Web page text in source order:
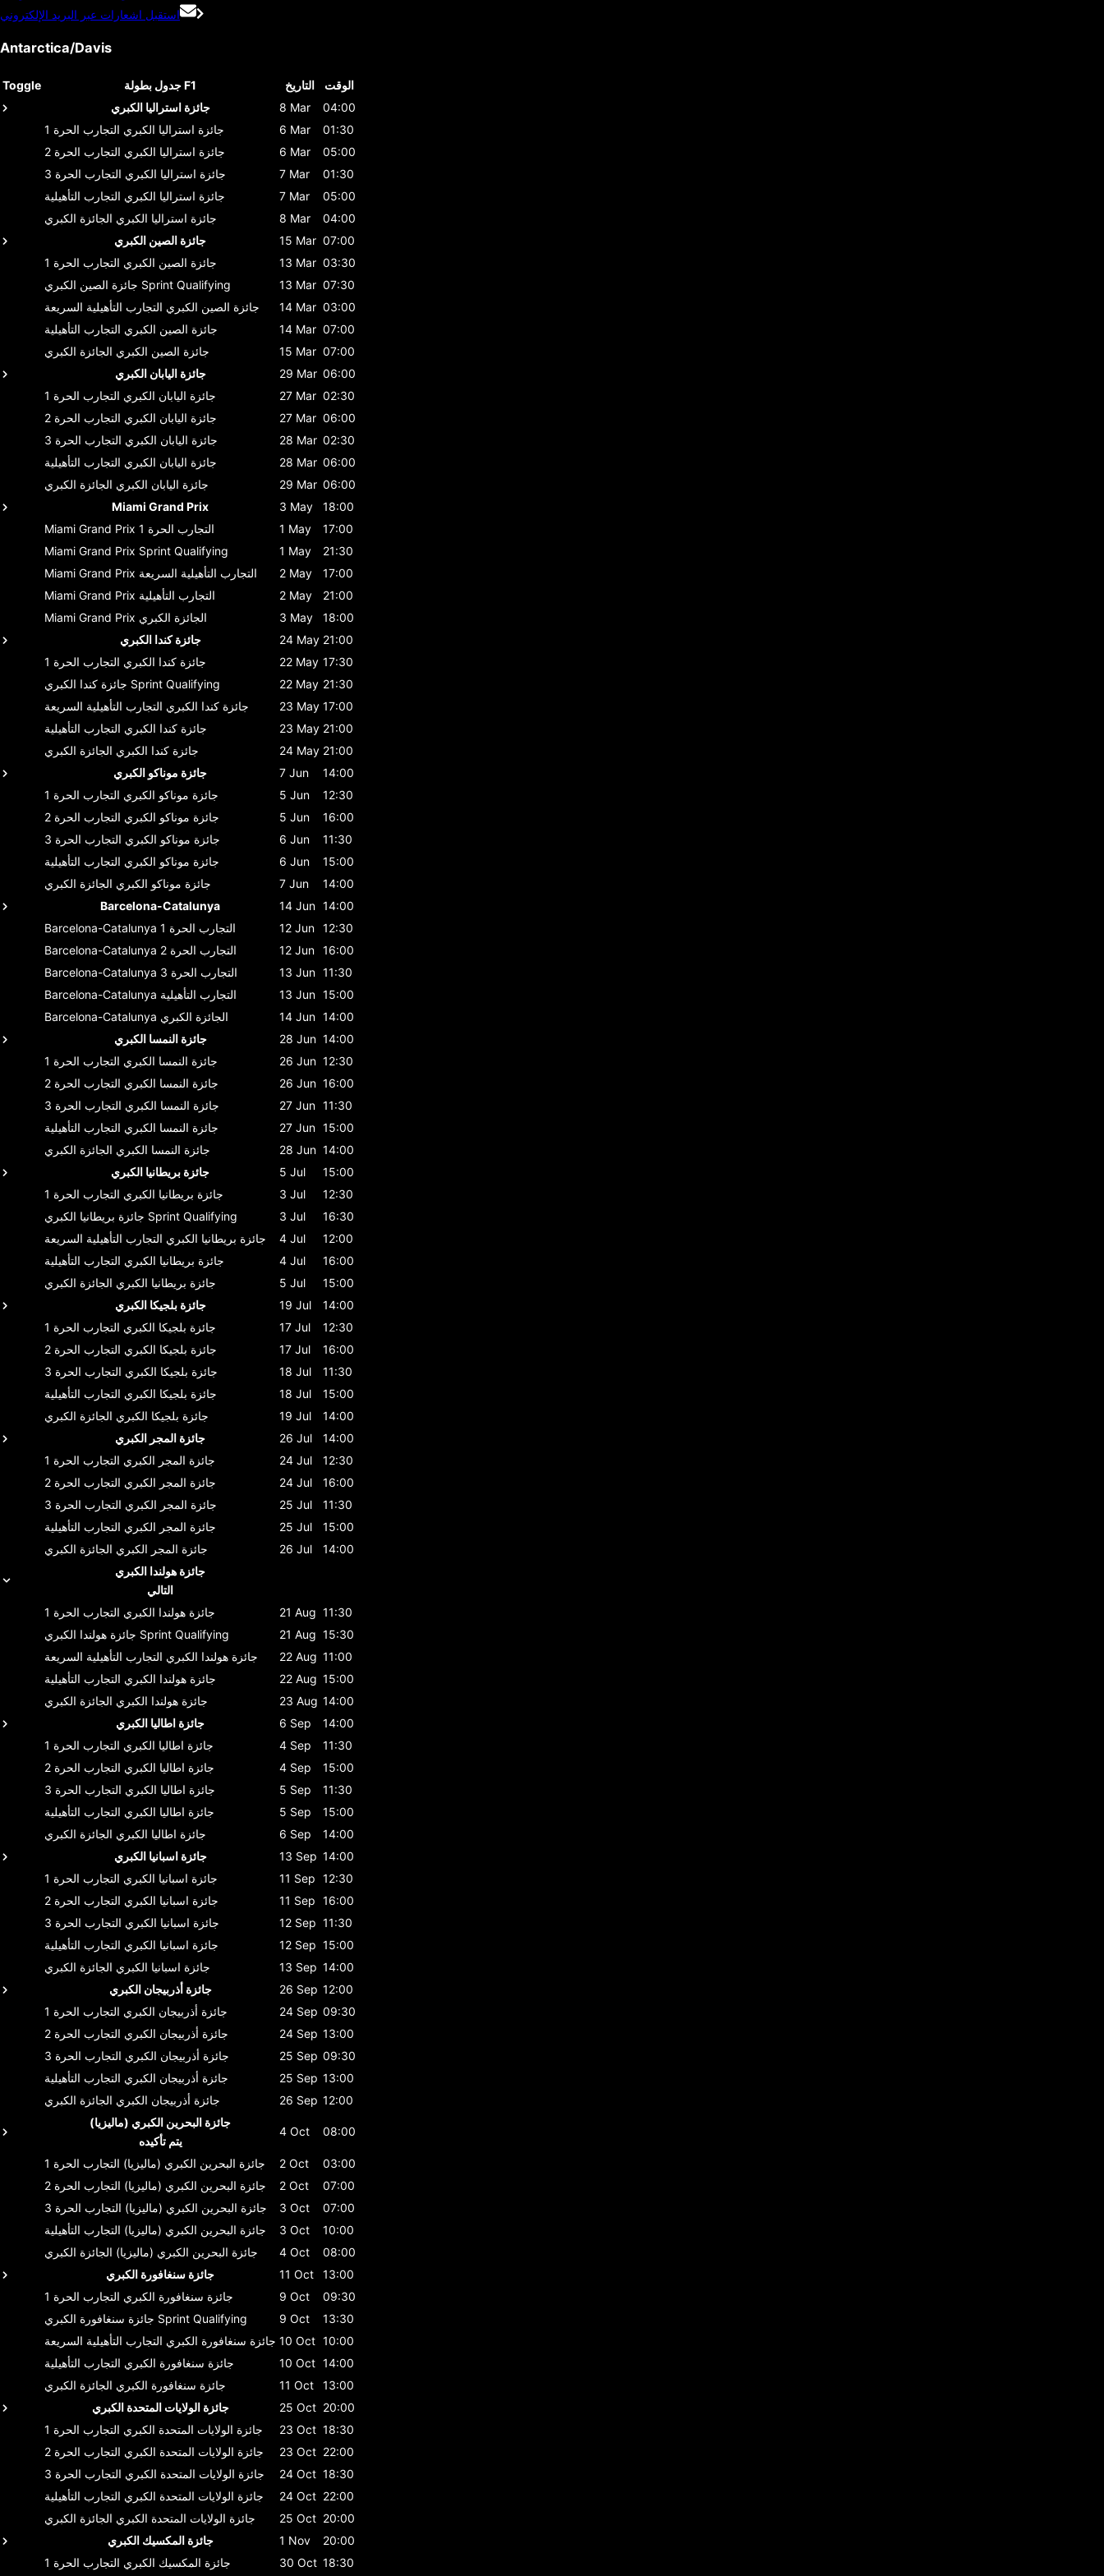
استقبل اشعارات عبر البريد الإلكتروني
Antarctica/Davis
Toggle جدول بطولة F1 التاريخ
الوقت
جائزة استراليا الكبري
8 Mar
04:00
جائزة استراليا الكبري التجارب الحرة 1 6 Mar
01:30
جائزة استراليا الكبري التجارب الحرة 2 6 Mar
05:00
جائزة استراليا الكبري التجارب الحرة 3 7 Mar
01:30
جائزة استراليا الكبري التجارب التأهيلية 7 Mar
05:00
جائزة استراليا الكبري الجائزة الكبري 8 Mar
04:00
جائزة الصين الكبري
15 Mar 07:00
جائزة الصين الكبري التجارب الحرة 1 13 Mar 03:30
جائزة الصين الكبري Sprint Qualifying 13 Mar 07:30
جائزة الصين الكبري التجارب التأهيلية السريعة 14 Mar 03:00
جائزة الصين الكبري التجارب التأهيلية 14 Mar 07:00
جائزة الصين الكبري الجائزة الكبري 15 Mar 07:00
جائزة اليابان الكبري
29 Mar 06:00
جائزة اليابان الكبري التجارب الحرة 1 27 Mar 02:30
جائزة اليابان الكبري التجارب الحرة 2 27 Mar 06:00
جائزة اليابان الكبري التجارب الحرة 3 28 Mar 02:30
جائزة اليابان الكبري التجارب التأهيلية 28 Mar 06:00
جائزة اليابان الكبري الجائزة الكبري 29 Mar 06:00
Miami Grand Prix
3 May
18:00
Miami Grand Prix
التجارب الحرة 1 1 May
17:00
Miami Grand Prix Sprint Qualifying 1 May
21:30
Miami Grand Prix التجارب التأهيلية السريعة 2 May
17:00
Miami Grand Prix التجارب التأهيلية 2 May
21:00
Miami Grand Prix الجائزة الكبري 3 May
18:00
جائزة كندا الكبري
24 May 21:00
جائزة كندا الكبري التجارب الحرة 1 22 May 17:30
جائزة كندا الكبري Sprint Qualifying 22 May 21:30
جائزة كندا الكبري التجارب التأهيلية السريعة 23 May 17:00
جائزة كندا الكبري التجارب التأهيلية 23 May 21:00
جائزة كندا الكبري الجائزة الكبري 24 May 21:00
جائزة موناكو الكبري
7 Jun
14:00
جائزة موناكو الكبري التجارب الحرة 1 5 Jun
12:30
جائزة موناكو الكبري التجارب الحرة 2 5 Jun
16:00
جائزة موناكو الكبري التجارب الحرة 3 6 Jun
11:30
جائزة موناكو الكبري التجارب التأهيلية 6 Jun
15:00
جائزة موناكو الكبري الجائزة الكبري 7 Jun
14:00
Barcelona-Catalunya
14 Jun 14:00
Barcelona-Catalunya
التجارب الحرة 1 12 Jun 12:30
Barcelona-Catalunya
التجارب الحرة 2 12 Jun 16:00
Barcelona-Catalunya
التجارب الحرة 3 13 Jun 11:30
Barcelona-Catalunya التجارب التأهيلية 13 Jun 15:00
Barcelona-Catalunya الجائزة الكبري 14 Jun 14:00
جائزة النمسا الكبري
28 Jun 14:00
جائزة النمسا الكبري التجارب الحرة 1 26 Jun 12:30
جائزة النمسا الكبري التجارب الحرة 2 26 Jun 16:00
جائزة النمسا الكبري التجارب الحرة 3 27 Jun 11:30
جائزة النمسا الكبري التجارب التأهيلية 27 Jun 15:00
جائزة النمسا الكبري الجائزة الكبري 28 Jun 14:00
جائزة بريطانيا الكبري
5 Jul
15:00
جائزة بريطانيا الكبري التجارب الحرة 1 3 Jul
12:30
جائزة بريطانيا الكبري Sprint Qualifying 3 Jul
16:30
جائزة بريطانيا الكبري التجارب التأهيلية السريعة 4 Jul
12:00
جائزة بريطانيا الكبري التجارب التأهيلية 4 Jul
16:00
جائزة بريطانيا الكبري الجائزة الكبري 5 Jul
15:00
جائزة بلجيكا الكبري
19 Jul
14:00
جائزة بلجيكا الكبري التجارب الحرة 1 17 Jul
12:30
جائزة بلجيكا الكبري التجارب الحرة 2 17 Jul
16:00
جائزة بلجيكا الكبري التجارب الحرة 3 18 Jul
11:30
جائزة بلجيكا الكبري التجارب التأهيلية 18 Jul
15:00
جائزة بلجيكا الكبري الجائزة الكبري 19 Jul
14:00
جائزة المجر الكبري
26 Jul
14:00
جائزة المجر الكبري التجارب الحرة 1 24 Jul
12:30
جائزة المجر الكبري التجارب الحرة 2 24 Jul
16:00
جائزة المجر الكبري التجارب الحرة 3 25 Jul
11:30
جائزة المجر الكبري التجارب التأهيلية 25 Jul
15:00
جائزة المجر الكبري الجائزة الكبري 26 Jul
14:00
جائزة هولندا الكبري
التالي
جائزة هولندا الكبري التجارب الحرة 1 21 Aug 11:30
جائزة هولندا الكبري Sprint Qualifying 21 Aug 15:30
جائزة هولندا الكبري التجارب التأهيلية السريعة 22 Aug 11:00
جائزة هولندا الكبري التجارب التأهيلية 22 Aug 15:00
جائزة هولندا الكبري الجائزة الكبري 23 Aug 14:00
جائزة اطاليا الكبري
6 Sep
14:00
جائزة اطاليا الكبري التجارب الحرة 1 4 Sep
11:30
جائزة اطاليا الكبري التجارب الحرة 2 4 Sep
15:00
جائزة اطاليا الكبري التجارب الحرة 3 5 Sep
11:30
جائزة اطاليا الكبري التجارب التأهيلية 5 Sep
15:00
جائزة اطاليا الكبري الجائزة الكبري 6 Sep
14:00
جائزة اسبانيا الكبري
13 Sep 14:00
جائزة اسبانيا الكبري التجارب الحرة 1 11 Sep 12:30
جائزة اسبانيا الكبري التجارب الحرة 2 11 Sep 16:00
جائزة اسبانيا الكبري التجارب الحرة 3 12 Sep 11:30
جائزة اسبانيا الكبري التجارب التأهيلية 12 Sep 15:00
جائزة اسبانيا الكبري الجائزة الكبري 13 Sep 14:00
جائزة أذربيجان الكبري
26 Sep 12:00
جائزة أذربيجان الكبري التجارب الحرة 1 24 Sep 09:30
جائزة أذربيجان الكبري التجارب الحرة 2 24 Sep 13:00
جائزة أذربيجان الكبري التجارب الحرة 3 25 Sep 09:30
جائزة أذربيجان الكبري التجارب التأهيلية 25 Sep 13:00
جائزة أذربيجان الكبري الجائزة الكبري 26 Sep 12:00
جائزة البحرين الكبري (ماليزيا)
يتم تأكيده
4 Oct 08:00
جائزة البحرين الكبري (ماليزيا) التجارب الحرة 1 2 Oct
03:00
جائزة البحرين الكبري (ماليزيا) التجارب الحرة 2 2 Oct
07:00
جائزة البحرين الكبري (ماليزيا) التجارب الحرة 3 3 Oct
07:00
جائزة البحرين الكبري (ماليزيا) التجارب التأهيلية 3 Oct
10:00
جائزة البحرين الكبري (ماليزيا) الجائزة الكبري 4 Oct
08:00
جائزة سنغافورة الكبري
11 Oct
13:00
جائزة سنغافورة الكبري التجارب الحرة 1 9 Oct
09:30
جائزة سنغافورة الكبري Sprint Qualifying 9 Oct
13:30
جائزة سنغافورة الكبري التجارب التأهيلية السريعة 10 Oct 10:00
جائزة سنغافورة الكبري التجارب التأهيلية 10 Oct 14:00
جائزة سنغافورة الكبري الجائزة الكبري 11 Oct
13:00
جائزة الولايات المتحدة الكبري
25 Oct 20:00
جائزة الولايات المتحدة الكبري التجارب الحرة 1 23 Oct 18:30
جائزة الولايات المتحدة الكبري التجارب الحرة 2 23 Oct 22:00
جائزة الولايات المتحدة الكبري التجارب الحرة 3 24 Oct 18:30
جائزة الولايات المتحدة الكبري التجارب التأهيلية 24 Oct 22:00
جائزة الولايات المتحدة الكبري الجائزة الكبري 25 Oct 20:00
جائزة المكسيك الكبري
1 Nov
20:00
جائزة المكسيك الكبري التجارب الحرة 1 30 Oct 18:30